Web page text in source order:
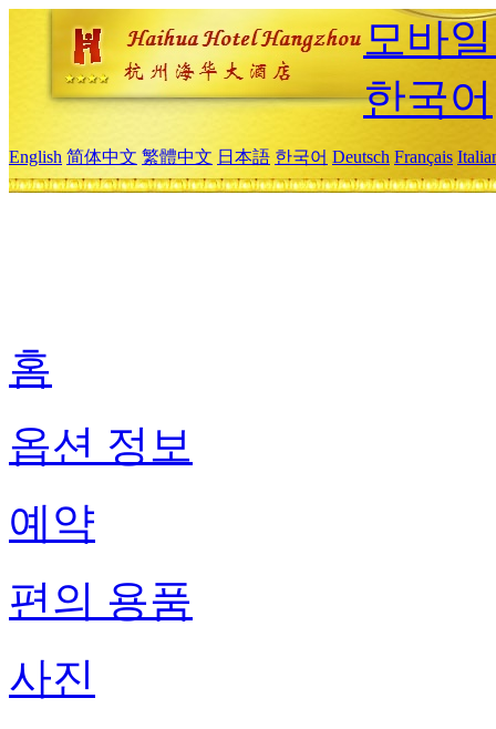
모바
한국어
English 简体中文 繁體中文 日本語 한국어 Deutsch Français
홈
옵션 정보
예약
편의 용품
사진